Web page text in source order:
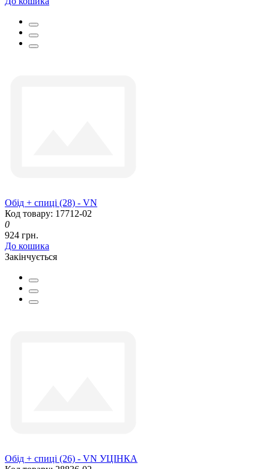
Обід + спиці (28) - VN
Код товару: 17712-02
0
924 грн.
До кошика
Закінчується
Обід + спиці (26) - VN УЦІНКА